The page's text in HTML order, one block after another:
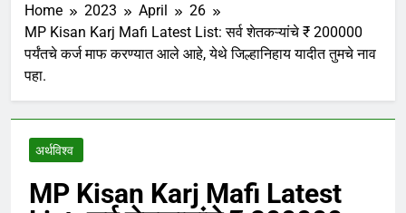
Home 2023 April
26
MP Kisan Karj Mafi Latest List: सर्व शेतकऱ्यांचे ₹ 200000
पर्यंतचे कर्ज माफ करण्यात आले आहे, येथे जिल्हानिहाय यादीत तुमचे नाव
पहा.
अर्थविश्व
MP Kisan Karj Mafi Latest